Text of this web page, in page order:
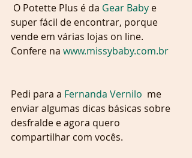
O Potette Plus é da Gear Baby e
super fácil de encontrar, porque
vende em várias lojas on line.
Confere na www.missybaby.com.br
Pedi para a Fernanda Vernilo
  me
enviar algumas dicas básicas sobre
desfralde e agora quero
compartilhar com vocês.